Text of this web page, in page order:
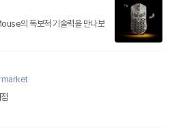
의 독보적 기술력을 만나보